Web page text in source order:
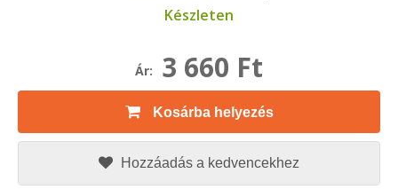
Készleten
Ár: 3 660 Ft
Kosárba helyezés
Hozzáadás a kedvencekhez